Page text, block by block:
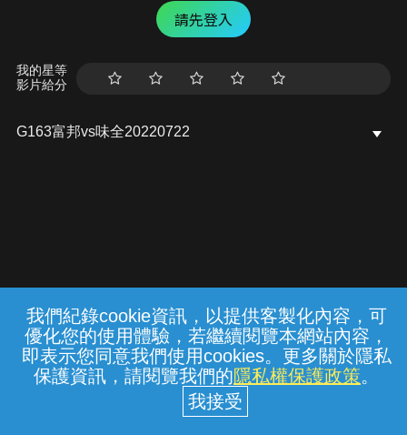
我們紀錄cookie資訊，以提供客製化內容，可
優化您的使用體驗，若繼續閱覽本網站內容，
即表示您同意我們使用cookies。更多關於隱私
保護資訊，請閱覽我們的隱私權保護政策。
請先登入
我的星等
影片給分
G163富邦vs味全20220722
常見問題 線上客服 服務條款 隱私權保護
中華電信股份有限公司個人家庭分公司
(統一編號：96979949) © 2026
{{notifyMsg}}